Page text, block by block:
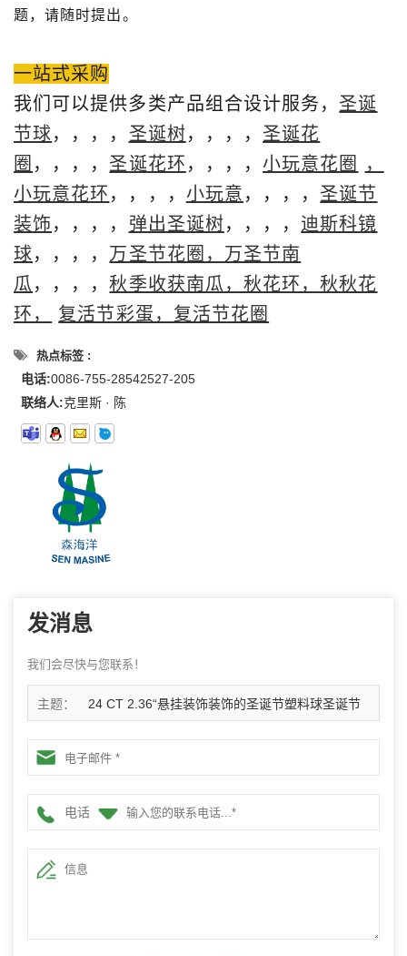
题，请随时提出。
一站式采购
我们可以提供多类产品组合设计服务，圣诞
节球，，，， 圣诞树，，，，圣诞花
圈 ，，，，圣诞花环 ，，，， 小玩意花圈
，
小玩意花环 ，，，， 小玩意 ，，，，圣诞节
装饰 ，，，， 弹出圣诞树，，，， 迪斯科镜
球，，，， 万圣节花圈，万圣节南
瓜 ，，，，秋季收获南瓜，秋花环，秋秋花
环，
复活节彩蛋，复活节花圈
热点标签 :
电话:0086-755-28542527-205
联络人:克里斯 · 陈
发消息
我们会尽快与您联系！
主题： 24 CT 2.36“悬挂装饰装饰的圣诞节塑料球圣诞节
防碎球节日聚会装饰
电话